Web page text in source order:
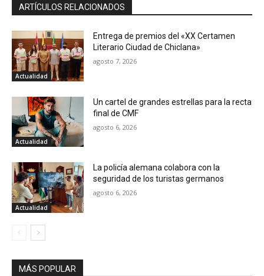
ARTÍCULOS RELACIONADOS
Actualidad
Entrega de premios del «XX Certamen
Literario Ciudad de Chiclana»
agosto 7, 2026
Actualidad
Un cartel de grandes estrellas para la recta
final de CMF
agosto 6, 2026
Actualidad
La policía alemana colabora con la
seguridad de los turistas germanos
agosto 6, 2026
MÁS POPULAR